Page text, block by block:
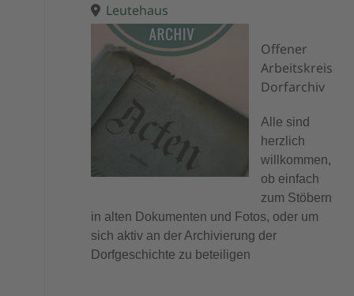
Leutehaus
Offener
Arbeitskreis
Dorfarchiv
Alle sind
herzlich
willkommen,
ob einfach
zum Stöbern
in alten Dokumenten und Fotos, oder um
sich aktiv an der Archivierung der
Dorfgeschichte zu beteiligen